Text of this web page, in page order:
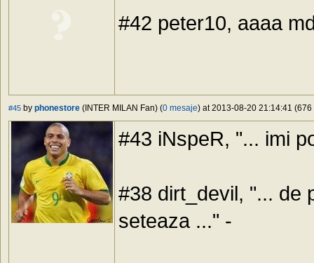
#42 peter10, aaaa
#45 by phonestore (INTER MILAN Fan) (0 mesaje) at 2013-08-20 21:14:41
#43 iNspeR, "... imi
#38 dirt_devil, "... de
seteaza ..." -